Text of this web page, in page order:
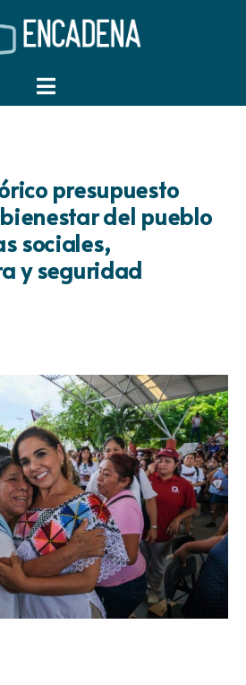
presupuesto
del pueblo
sociales,
y seguridad